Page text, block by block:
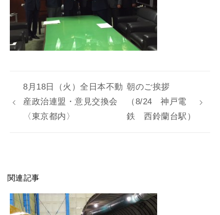
8月18日（火）全日本不動
産政治連盟・意見交換会
〈東京都内〉
朝のご挨拶
（8/24 神戸電
鉄 西鈴蘭台駅）
関連記事